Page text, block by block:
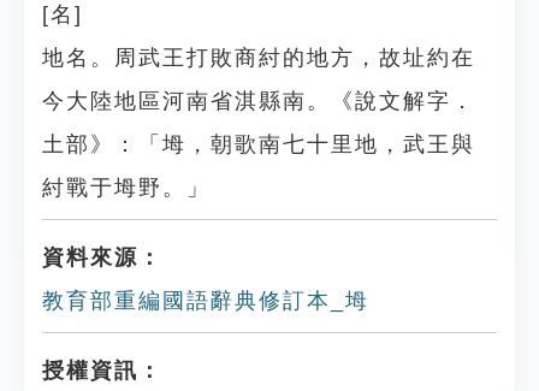
[名]
地名。周武王打敗商紂的地方，故址約在
今大陸地區河南省淇縣南。《說文解字．
土部》：「坶，朝歌南七十里地，武王與
紂戰于坶野。」
資料來源：
教育部重編國語辭典修訂本_坶
授權資訊：